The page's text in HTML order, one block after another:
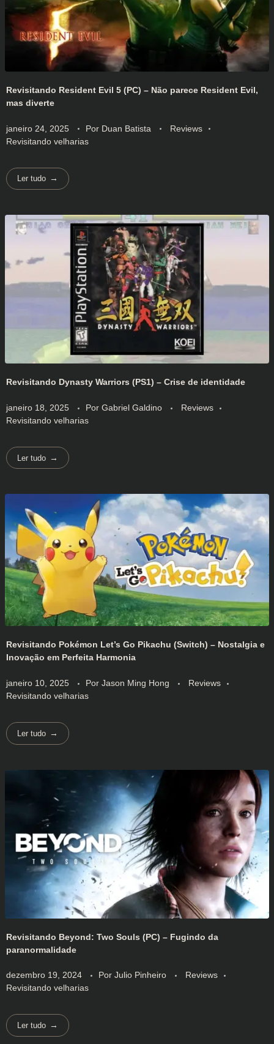
Revisitando Resident Evil 5 (PC) – Não parece Resident Evil,
mas diverte
janeiro 24, 2025 Por Duan Batista
Reviews
Revisitando velharias
Ler tudo
Revisitando Dynasty Warriors (PS1) – Crise de identidade
janeiro 18, 2025 Por Gabriel Galdino
Reviews
Revisitando velharias
Ler tudo
Revisitando Pokémon Let’s Go Pikachu (Switch) – Nostalgia e
Inovação em Perfeita Harmonia
janeiro 10, 2025 Por Jason Ming Hong
Reviews
Revisitando velharias
Ler tudo
Revisitando Beyond: Two Souls (PC) – Fugindo da
paranormalidade
dezembro 19, 2024 Por Julio Pinheiro
Reviews
Revisitando velharias
Ler tudo